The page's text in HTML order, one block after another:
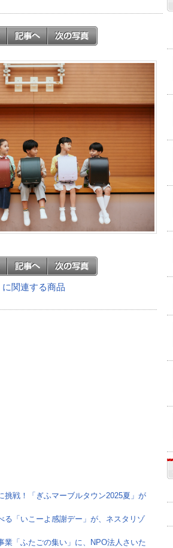
関連する商品
挑戦！「ぎふマーブルタウン2025夏」が
る「いこーよ感謝デー」が、ネスタリゾ
業「ふたごの集い」に、NPO法人さいた